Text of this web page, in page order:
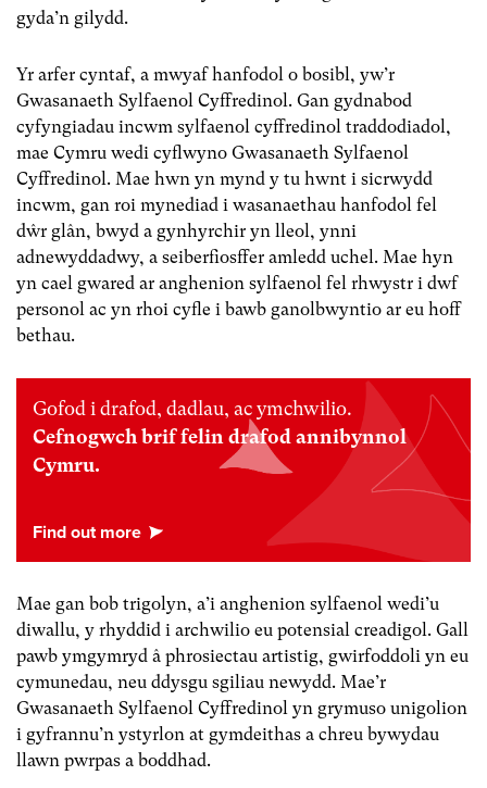
gyda’n gilydd.
Yr arfer cyntaf, a mwyaf hanfodol o bosibl, yw’r
Gwasanaeth Sylfaenol Cyffredinol. Gan gydnabod
cyfyngiadau incwm sylfaenol cyffredinol traddodiadol,
mae Cymru wedi cyflwyno Gwasanaeth Sylfaenol
Cyffredinol. Mae hwn yn mynd y tu hwnt i sicrwydd
incwm, gan roi mynediad i wasanaethau hanfodol fel
dŵr glân, bwyd a gynhyrchir yn lleol, ynni
adnewyddadwy, a seiberfiosffer amledd uchel. Mae hyn
yn cael gwared ar anghenion sylfaenol fel rhwystr i dwf
personol ac yn rhoi cyfle i bawb ganolbwyntio ar eu hoff
bethau.
Gofod i drafod, dadlau, ac ymchwilio.
Cefnogwch brif felin drafod annibynnol
Cymru.
Mae gan bob trigolyn, a’i anghenion sylfaenol wedi’u
diwallu, y rhyddid i archwilio eu potensial creadigol. Gall
pawb ymgymryd â phrosiectau artistig, gwirfoddoli yn eu
cymunedau, neu ddysgu sgiliau newydd. Mae’r
Gwasanaeth Sylfaenol Cyffredinol yn grymuso unigolion
i gyfrannu’n ystyrlon at gymdeithas a chreu bywydau
llawn pwrpas a boddhad.